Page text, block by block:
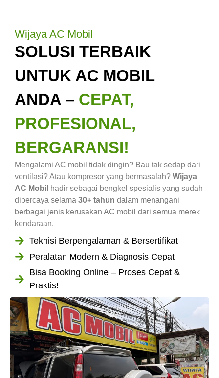
Wijaya AC Mobil
SOLUSI TERBAIK
UNTUK AC MOBIL
ANDA – CEPAT,
PROFESIONAL,
BERGARANSI!
Mengalami AC mobil tidak dingin? Bau tak sedap dari
ventilasi? Atau kompresor yang bermasalah? Wijaya
AC Mobil hadir sebagai bengkel spesialis yang sudah
dipercaya selama 30+ tahun dalam menangani
berbagai jenis kerusakan AC mobil dari semua merek
kendaraan.
Teknisi Berpengalaman & Bersertifikat
Peralatan Modern & Diagnosis Cepat
Bisa Booking Online – Proses Cepat &
Praktis!